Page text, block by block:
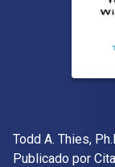
Autor(es)
Todd A. Thies,
Editorial
Publicado por